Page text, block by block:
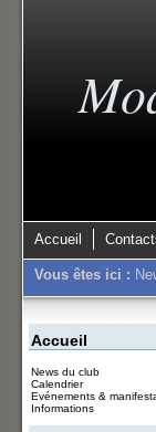
Accueil
Vous êtes ici :
Accueil
News du club
Calendrier
Evénements &
Informations